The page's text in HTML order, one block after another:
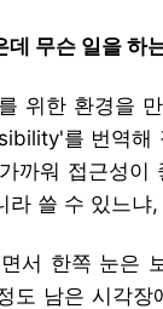
무슨 일을 하
위한 환경을
를 번역해
까워 접근성이
라 쓸 수 있느냐
서 한쪽 눈은
남은 시각장